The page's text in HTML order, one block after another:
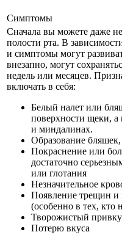
Симптомы
Сначала вы можете даже
полости рта. В
и симптомы могут
внезапно, могут
недель или месяцев.
включать в себя:
Белый налет или
поверхности щеки, а
и миндалинах.
Образование
Покраснение или
достаточно
или глотания
Незначительное
Появление трещин и
(особенно в тех, кто
Творожистый
Потерю вкуса